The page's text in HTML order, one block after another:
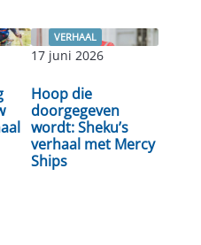
VERHAAL
17 juni 2026
Hoop die
doorgegeven
wordt: Sheku’s
verhaal met Mercy
Ships
Lees verder